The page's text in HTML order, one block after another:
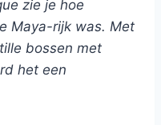
zie je hoe
Maya-rijk was. Met
bossen met
het een